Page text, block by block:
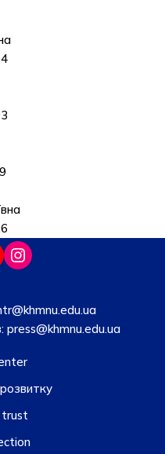
press@khmnu.edu.ua